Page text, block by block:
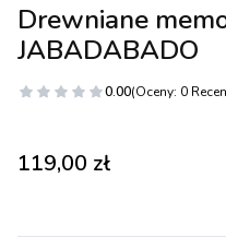
Drewniane
JABADABADO
0.00(Oceny: 0
Cena
119,00 zł